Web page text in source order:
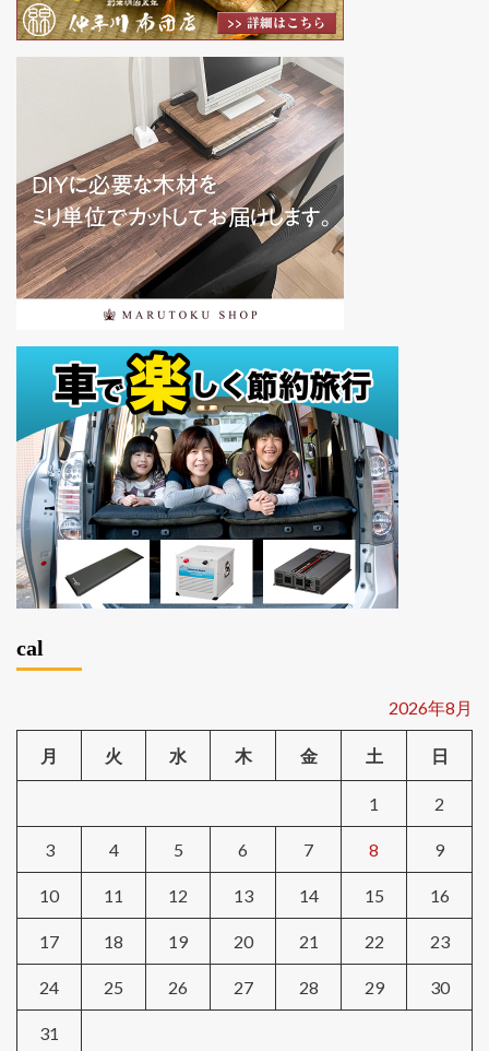
cal
2026年8月
月 火 水 木 金 土 日
1 2
3 4 5 6 7 8 9
10 11 12 13 14 15 16
17 18 19 20 21 22 23
24 25 26 27 28 29 30
31